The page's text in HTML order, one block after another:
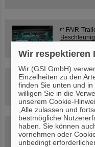
FAIR-
jetzt
Wir respektieren
Wir (GSI GmbH)
Einzelheiten zu den
finden Sie unten und
willigen Sie in die
unserem Cookie-
„Alle zulassen und
bestmögliche
haben. Sie können
vornehmen oder
unbedingt